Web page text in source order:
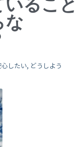
ること
な
心したい, どうしよう